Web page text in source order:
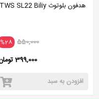
هدفون بلوتوث TWS SL22 Biliy
%28 550,000
399,000 تومان
افزودن به سبد